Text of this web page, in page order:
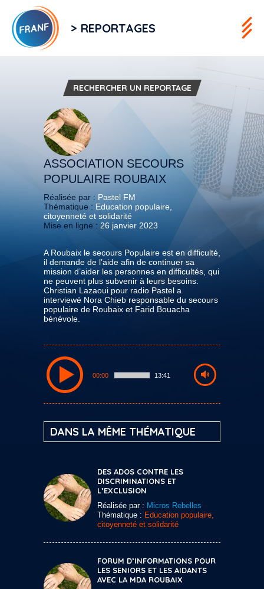
> REPORTAGES
RECHERCHER UN REPORTAGE
ASSOCIATION SECOURS
POPULAIRE ROUBAIX
Réalisée par : Pastel FM
Thématique : Education populaire,
citoyenneté et solidarité
Mise en ligne : 26 janvier 2023
A Roubaix le secours Populaire est en difficulté,
il demande de l’aide afin de continuer sa
mission d’aider les personnes en difficultés, qui
ne peuvent plus subvenir à leurs besoins.
Christian Lazaoui pour radio Pastel a
interviewé Nora Chieb responsable du secours
populaire de Roubaix et Farid Bouacha
bénévole.
00:00 13:41
DANS LA MÊME THÉMATIQUE
DES ADOS CONTRE LES
DISCRIMINATIONS ET
L’EXCLUSION
Réalisée par : Micros Rebelles
Thématique : Education populaire,
citoyenneté et solidarité
FORUM D’INFORMATIONS POUR
LES SENIORS ET LES AIDANTS
AVEC LA MDA ROUBAIX